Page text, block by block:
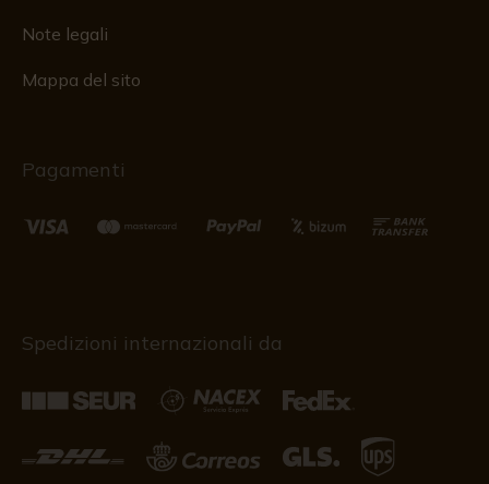
Note legali
Mappa del sito
Pagamenti
Spedizioni internazionali da